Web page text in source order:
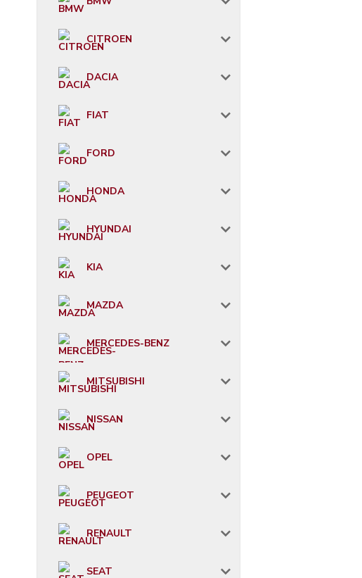
CITROEN
DACIA
FIAT
FORD
HONDA
HYUNDAI
KIA
MAZDA
MERCEDES-BENZ
MITSUBISHI
NISSAN
OPEL
PEUGEOT
RENAULT
SEAT